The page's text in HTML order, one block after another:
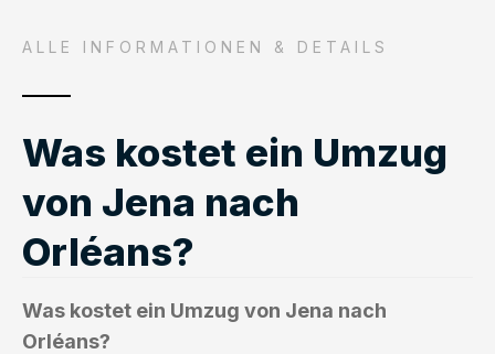
ALLE INFORMATIONEN & DETAILS
Was kostet ein Umzug
von Jena nach
Orléans?
Was kostet ein Umzug von Jena nach
Orléans?